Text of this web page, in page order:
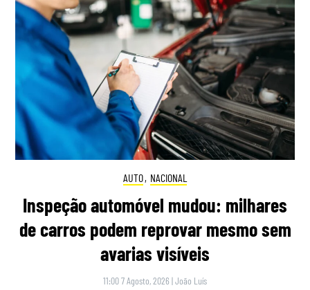
AUTO, NACIONAL
Inspeção automóvel mudou: milhares
de carros podem reprovar mesmo sem
avarias visíveis
11:00 7 Agosto, 2026 |João Luís